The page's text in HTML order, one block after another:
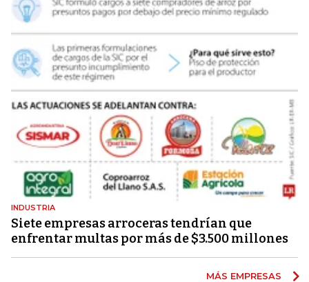
INDUSTRIA
Siete empresas arroceras tendrían que
enfrentar multas por más de $3.500 millones
MÁS EMPRESAS